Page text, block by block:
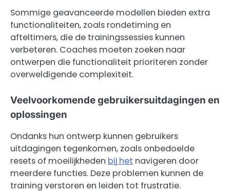
Sommige geavanceerde modellen bieden extra
functionaliteiten, zoals rondetiming en
afteltimers, die de trainingssessies kunnen
verbeteren. Coaches moeten zoeken naar
ontwerpen die functionaliteit prioriteren zonder
overweldigende complexiteit.
Veelvoorkomende gebruikersuitdagingen en
oplossingen
Ondanks hun ontwerp kunnen gebruikers
uitdagingen tegenkomen, zoals onbedoelde
resets of moeilijkheden bij het navigeren door
meerdere functies. Deze problemen kunnen de
training verstoren en leiden tot frustratie.